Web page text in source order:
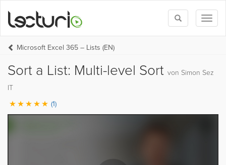
Toggle
search
Microsoft Excel 365 – Lists (EN)
Sort a List: Multi-level Sort von Simon Sez
IT
(1)